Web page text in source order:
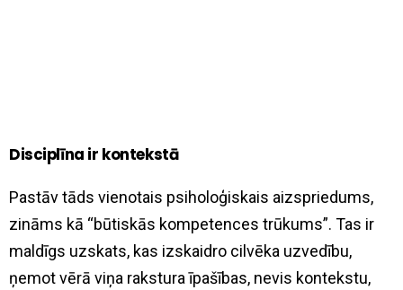
Disciplīna ir kontekstā
Pastāv tāds vienotais psiholoģiskais aizspriedums,
zināms kā “būtiskās kompetences trūkums”. Tas ir
maldīgs uzskats, kas izskaidro cilvēka uzvedību,
ņemot vērā viņa rakstura īpašības, nevis kontekstu,